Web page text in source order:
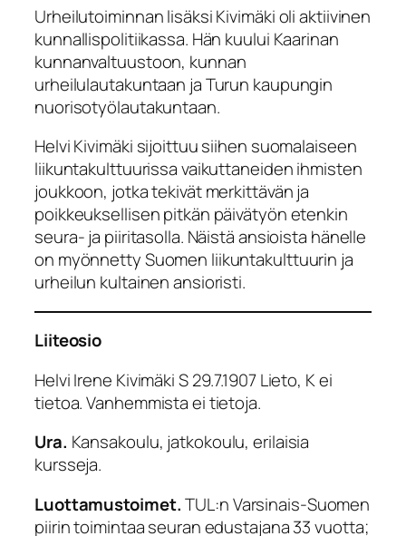
Urheilutoiminnan lisäksi Kivimäki oli aktiivinen
kunnallispolitiikassa. Hän kuului Kaarinan
kunnanvaltuustoon, kunnan
urheilulautakuntaan ja Turun kaupungin
nuorisotyölautakuntaan.
Helvi Kivimäki sijoittuu siihen suomalaiseen
liikuntakulttuurissa vaikuttaneiden ihmisten
joukkoon, jotka tekivät merkittävän ja
poikkeuksellisen pitkän päivätyön etenkin
seura- ja piiritasolla. Näistä ansioista hänelle
on myönnetty Suomen liikuntakulttuurin ja
urheilun kultainen ansioristi.
Liiteosio
Helvi Irene Kivimäki S 29.7.1907 Lieto, K ei
tietoa. Vanhemmista ei tietoja.
Ura. Kansakoulu, jatkokoulu, erilaisia
kursseja.
Luottamustoimet.TUL:n Varsinais-Suomen
piirin toimintaa seuran edustajana 33 vuotta;